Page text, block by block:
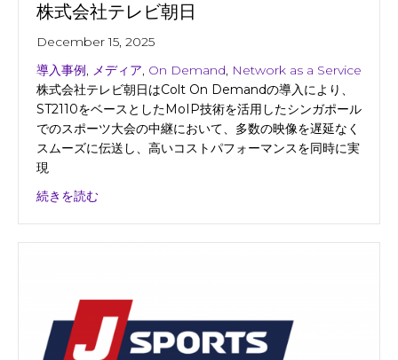
株式会社テレビ朝日
December 15, 2025
導入事例, メディア, On Demand, Network as a Service
株式会社テレビ朝日はColt On Demandの導入により、
ST2110をベースとしたMoIP技術を活用したシンガポール
でのスポーツ大会の中継において、多数の映像を遅延なく
スムーズに伝送し、高いコストパフォーマンスを同時に実
現
続きを読むabout 株式会社テレビ朝日